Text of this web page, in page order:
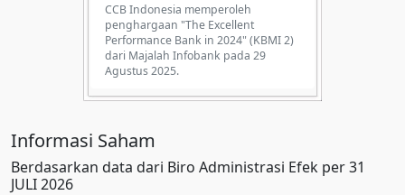
CCB Indonesia memperoleh
penghargaan "The Excellent
Performance Bank in 2024" (KBMI 2)
dari Majalah Infobank pada 29
Agustus 2025.
Informasi Saham
Berdasarkan data dari Biro Administrasi Efek per 31
JULI 2026